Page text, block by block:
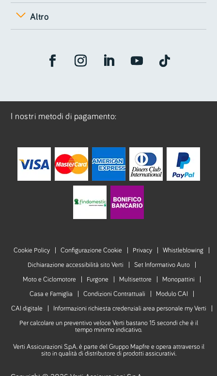
Altro
I nostri metodi di pagamento:
Cookie Policy Configurazione Cookie Privacy Whistleblowing
Dichiarazione accessibilità sito Verti Set Informativo Auto
Moto e Ciclomotore Furgone Multisettore Monopattini
Casa e Famiglia Condizioni Contrattuali Modulo CAI
CAI digitale Informazioni richiesta credenziali area personale my Verti
Per calcolare un preventivo veloce Verti bastano 15 secondi che è il
tempo minimo indicativo.
Verti Assicurazioni S.p.A. è parte del Gruppo Mapfre e opera attraverso il
sito in qualità di distributore di prodotti assicurativi.